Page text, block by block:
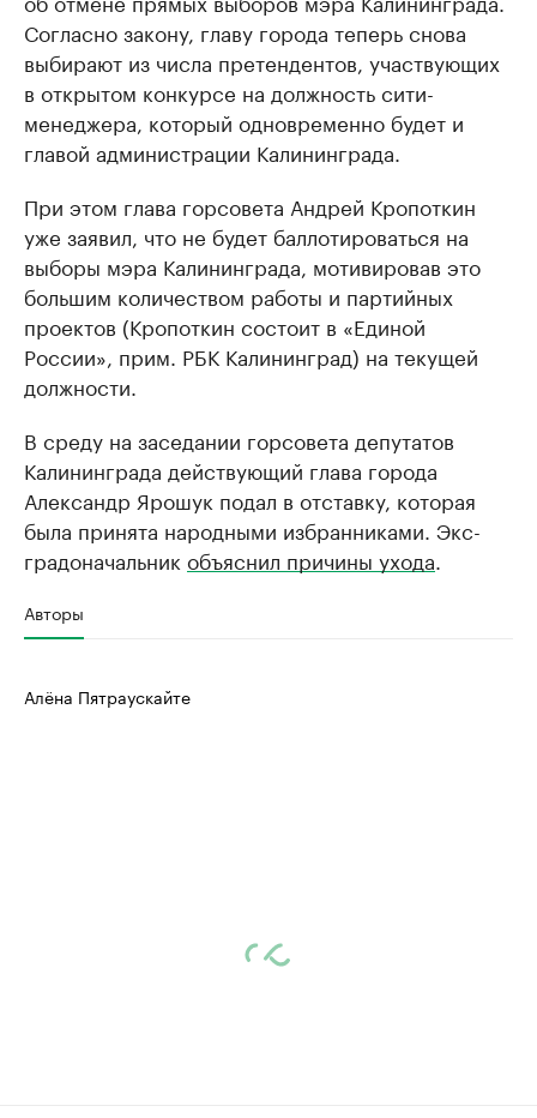
Согласно закону, главу города теперь снова
выбирают из числа претендентов, участвующих
в открытом конкурсе на должность сити-
менеджера, который одновременно будет и
главой администрации Калининграда.
При этом глава горсовета Андрей Кропоткин
уже заявил, что не будет баллотироваться на
выборы мэра Калининграда, мотивировав это
большим количеством работы и партийных
проектов (Кропоткин состоит в «Единой
России», прим. РБК Калининград) на текущей
должности.
В среду на заседании горсовета депутатов
Калининграда действующий глава города
Александр Ярошук подал в отставку, которая
была принята народными избранниками. Экс-
градоначальник объяснил причины ухода
Авторы
Алёна Пятраускайте